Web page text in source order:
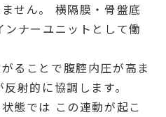
せん。 横隔膜・骨盤底
ナーユニットとして働
ることで腹腔内圧が高ま
射的に協調します。
態では この連動が起こ